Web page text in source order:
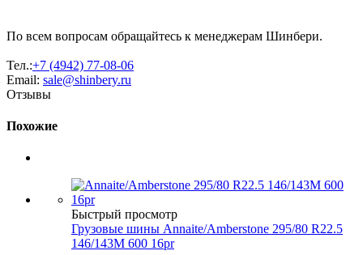
По всем вопросам обращайтесь к менеджерам Шинбери.
Тел.:+7 (4942) 77-08-06
Email: sale@shinbery.ru
Отзывы
Похожие
Быстрый просмотр
Грузовые шины Annaite/Amberstone 295/80 R22.5
146/143M 600 16pr